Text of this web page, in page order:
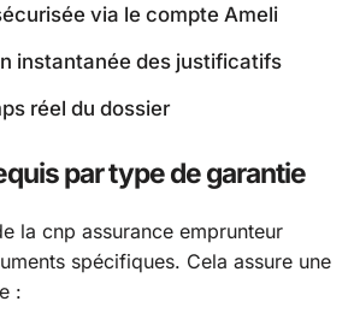
via le compte Ameli
instantanée des justificatifs
réel du dossier
par type de garantie
la cnp assurance emprunteur
spécifiques. Cela assure une
: